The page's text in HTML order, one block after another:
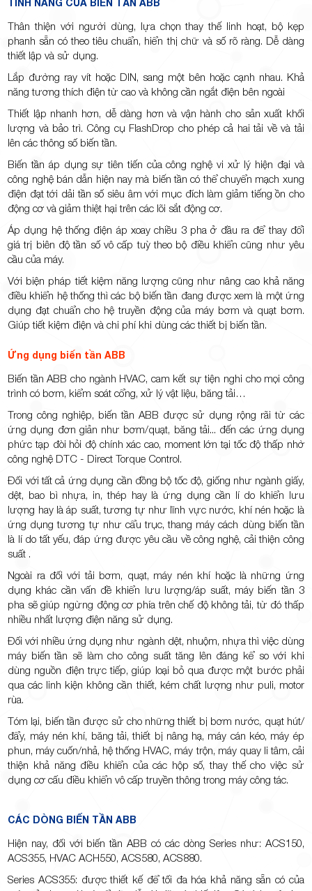
Thân thiện với người dùng, lựa chọn thay thế linh hoạt, bộ kẹp
phanh sẵn có theo tiêu chuẩn, hiển thị chữ và số rõ ràng. Dễ dàng
thiết lập và sử dụng.
Lắp đường ray vít hoặc DIN, sang một bên hoặc cạnh nhau. Khả
năng tương thích điện từ cao và không cần ngắt điện bên ngoài
Thiết lập nhanh hơn, dễ dàng hơn và vận hành cho sản xuất khối
lượng và bảo trì. Công cụ FlashDrop cho phép cả hai tải về và tải
lên các thông số biến tần.
Biến tần áp dụng sự tiên tiến của công nghệ vi xử lý hiện đại và
công nghệ bán dẫn hiện nay mà biến tần có thể chuyển mạch xung
điện đạt tới dải tần số siêu âm với mục đích làm giảm tiếng ồn cho
động cơ và giảm thiệt hại trên các lõi sắt động cơ.
Áp dụng hệ thống điện áp xoay chiều 3 pha ở đầu ra để thay đổi
giá trị biên độ tần số vô cấp tuỳ theo bộ điều khiển cũng như yêu
cầu của máy.
Với biện pháp tiết kiệm năng lượng cũng như nâng cao khả năng
điều khiển hệ thống thì các bộ biến tần đang được xem là một ứng
dụng đạt chuẩn cho hệ truyền động của máy bơm và quạt bơm.
Giúp tiết kiệm điện và chi phí khi dùng các thiết bị biến tần.
Ứng dụng biến tần ABB
Biến tần ABB cho ngành HVAC, cam kết sự tiện nghi cho mọi công
trình có bơm, kiểm soát cổng, xử lý vật liệu, băng tải…
Trong công nghiệp, biến tần ABB được sử dụng rộng rãi từ các
ứng dụng đơn giản như bơm/quạt, băng tải... đến các ứng dụng
phức tạp đòi hỏi độ chính xác cao, moment lớn tại tốc độ thấp nhờ
công nghệ DTC - Direct Torque Control.
Đối với tất cả ứng dụng cần đồng bộ tốc độ, giống như ngành giấy,
dệt, bao bì nhựa, in, thép hay là ứng dụng cần lí do khiển lưu
lượng hay là áp suất, tương tự như lĩnh vực nước, khí nén hoặc là
ứng dụng tương tự như cẩu trục, thang máy cách dùng biến tần
là lí do tất yếu, đáp ứng được yêu cầu về công nghệ, cải thiện công
suất .
Ngoài ra đối với tải bơm, quạt, máy nén khí hoặc là những ứng
dụng khác cần vấn đề khiển lưu lượng/áp suất, máy biến tần 3
pha sẽ giúp ngừng động cơ phía trên chế độ không tải, từ đó thấp
nhiều nhất lượng điện năng sử dụng.
Đối với nhiều ứng dụng như ngành dệt, nhuộm, nhựa thì việc dùng
máy biến tần sẽ làm cho công suất tăng lên đáng kể so với khi
dùng nguồn điện trực tiếp, giúp loại bỏ qua được một bước phải
qua các linh kiện không cần thiết, kém chất lượng như puli, motor
rùa.
Tóm lại, biến tần được sử cho những thiết bị bơm nước, quạt hút/
đẩy, máy nén khí, băng tải, thiết bị nâng hạ, máy cán kéo, máy ép
phun, máy cuốn/nhả, hệ thống HVAC, máy trộn, máy quay li tâm, cải
thiện khả năng điều khiển của các hộp số, thay thế cho việc sử
dụng cơ cấu điều khiển vô cấp truyền thông trong máy công tác.
CÁC DÒNG BIẾN TẦN ABB
Hiện nay, đối với biến tần ABB có các dòng Series như: ACS150,
ACS355, HVAC ACH550, ACS580, ACS880.
Series ACS355: được thiết kế để tối đa hóa khả năng sẵn có của